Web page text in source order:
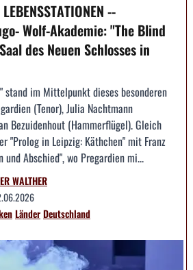
--
Wolf-Akademie: "The Blind
des Neuen Schlosses in
stand im Mittelpunkt dieses besonderen
(Tenor), Julia Nachtmann
Bezuidenhout (Hammerflügel). Gleich
"Prolog in Leipzig: Käthchen" mit Franz
Abschied", wo Pregardien mi...
WALTHER
LänderDeutschland